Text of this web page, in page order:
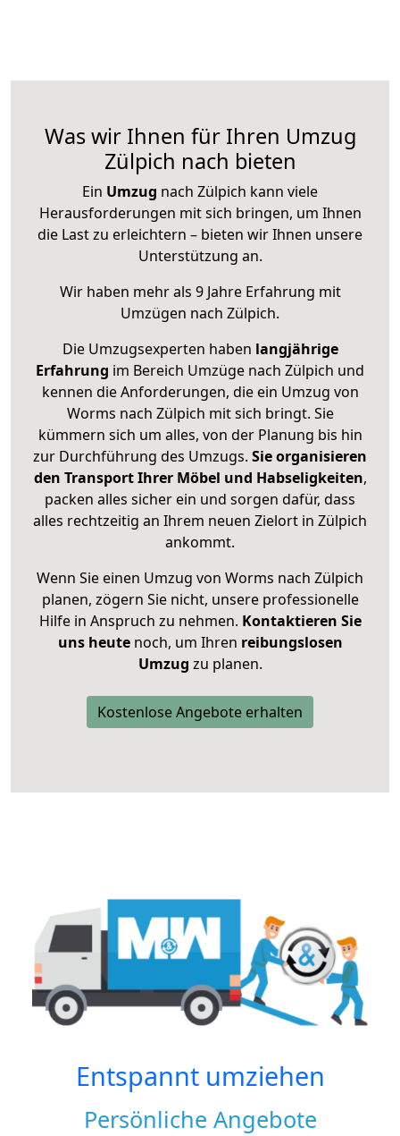
Was wir Ihnen für Ihren Umzug
Zülpich nach bieten
Ein Umzug nach Zülpich kann viele
Herausforderungen mit sich bringen, um Ihnen
die Last zu erleichtern – bieten wir Ihnen unsere
Unterstützung an.
Wir haben mehr als 9 Jahre Erfahrung mit
Umzügen nach Zülpich.
Die Umzugsexperten haben langjährige
Erfahrung im Bereich Umzüge nach Zülpich und
kennen die Anforderungen, die ein Umzug von
Worms nach Zülpich mit sich bringt. Sie
kümmern sich um alles, von der Planung bis hin
zur Durchführung des Umzugs. Sie organisieren
den Transport Ihrer Möbel und Habseligkeiten,
packen alles sicher ein und sorgen dafür, dass
alles rechtzeitig an Ihrem neuen Zielort in Zülpich
ankommt.
Wenn Sie einen Umzug von Worms nach Zülpich
planen, zögern Sie nicht, unsere professionelle
Hilfe in Anspruch zu nehmen. Kontaktieren Sie
uns heutenoch, um Ihren reibungslosen
Umzug zu planen.
Kostenlose Angebote erhalten
Entspannt umziehen
Persönliche Angebote